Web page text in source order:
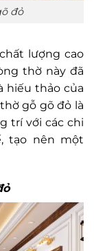
đỏ
lượng cao
thờ này đã
hiếu thảo của
gỗ gõ đỏ là
trí với các chi
tạo nên một